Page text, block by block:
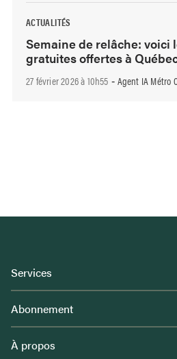
ACTUALITÉS
Semaine de relâche: voici
gratuites offertes à
27 février 2026 à 10h55 - Agent IA Métro
Services
Abonnement
À propos